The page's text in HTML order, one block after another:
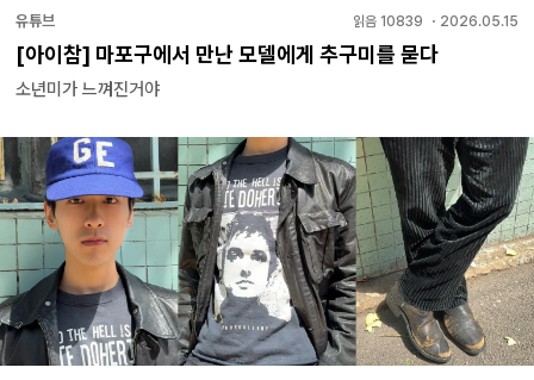
유튜브 읽음 10839 ・ 2026.05.15
[아이참] 마포구에서 만난 모델에게 추구미를 묻다
소년미가 느껴진거야